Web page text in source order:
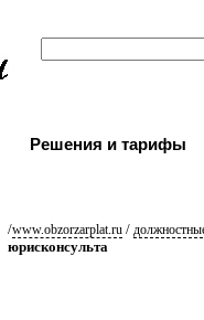
Решения и тарифы
/www.obzorzarplat.ru /
юрисконсульта